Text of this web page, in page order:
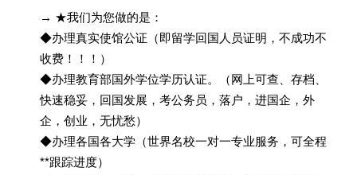
→ ★我们为您做的是：
◆办理真实使馆公证（即留学回国人员证明，不成功不
收费！！！）
◆办理教育部国外学位学历认证。（网上可查、存档、
快速稳妥，回国发展，考公务员，落户，进国企，外
企，创业，无忧愁）
◆办理各国各大学（世界名校一对一专业服务，可全程
**跟踪进度）